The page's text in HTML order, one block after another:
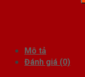
Mô tả
Đánh giá (0)